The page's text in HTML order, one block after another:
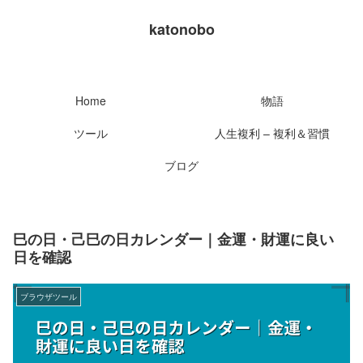
katonobo
Home
物語
ツール
人生複利 – 複利＆習慣
ブログ
巳の日・己巳の日カレンダー｜金運・財運に良い
日を確認
ブラウザツール